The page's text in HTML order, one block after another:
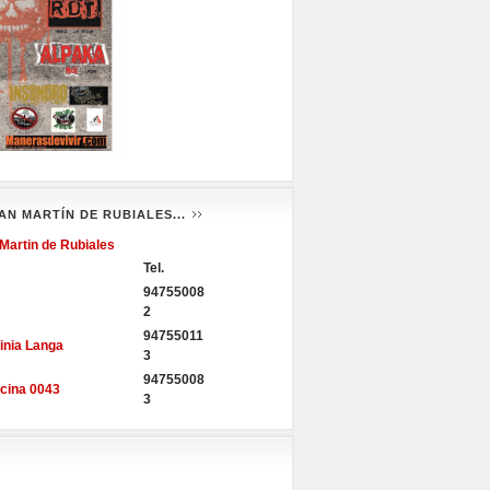
MARTÍN DE RUBIALES...
de Rubiales
Tel.
94755008
2
Langa
94755011
3
0043
94755008
3